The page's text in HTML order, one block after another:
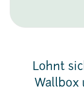
Lohnt
Wallbox